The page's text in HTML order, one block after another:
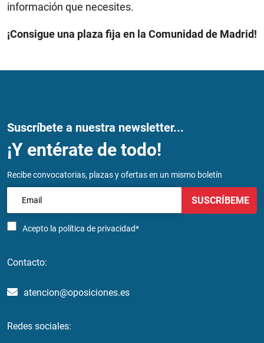
información que necesites.
¡Consigue una plaza fija en la Comunidad de Madrid!
Suscríbete a nuestra newsletter...
¡Y entérate de todo!
Recibe convocatorias, plazas y ofertas en un mismo boletín
Acepto la política de privacidad*
SUSCRÍBEME
Contacto:
atencion@oposiciones.es
Redes sociales: